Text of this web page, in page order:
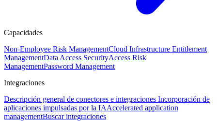
Capacidades
Non-Employee Risk ManagementCloud Infrastructure Entitlement
ManagementData Access SecurityAccess Risk
ManagementPassword Management
Integraciones
Descripción general de conectores e integraciones Incorporación de
aplicaciones impulsadas por la IAAccelerated application
managementBuscar integraciones